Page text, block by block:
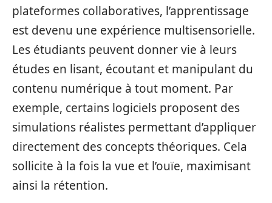
plateformes collaboratives, l’apprentissage
est devenu une expérience multisensorielle.
Les étudiants peuvent donner vie à leurs
études en lisant, écoutant et manipulant du
contenu numérique à tout moment. Par
exemple, certains logiciels proposent des
simulations réalistes permettant d’appliquer
directement des concepts théoriques. Cela
sollicite à la fois la vue et l’ouïe, maximisant
ainsi la rétention.